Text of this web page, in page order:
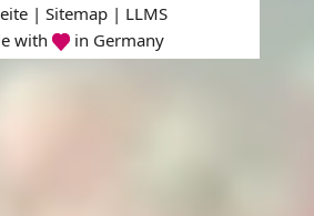
| Sitemap | LLMS
with
in Germany